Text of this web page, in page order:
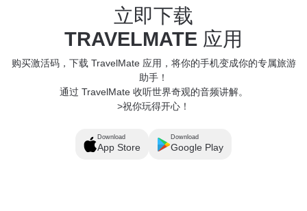
立即下载
TRAVELMATE 应用
购买激活码，下载 TravelMate 应用，将你的手机变成你的专属旅游
助手！
通过 TravelMate 收听世界奇观的音频讲解。
>祝你玩得开心！
Download
App Store
Download
Google Play